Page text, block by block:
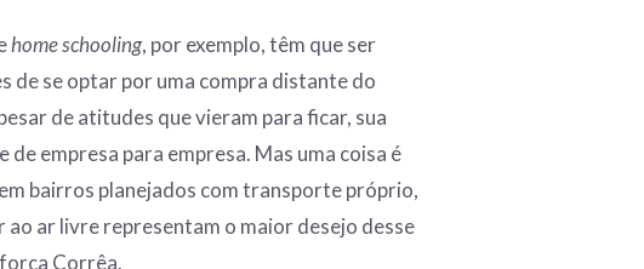
homeschooling, por exemplo, têm que ser
de se optar por uma compra distante do
de atitudes que vieram para ficar, sua
empresa para empresa. Mas uma coisa é
bairros planejados com transporte próprio,
ao ar livre representam o maior desejo desse
Corrêa.